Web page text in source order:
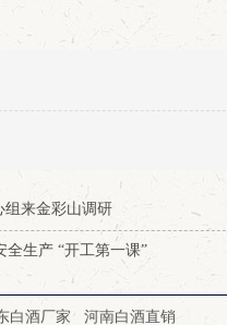
组来金彩山调研
生产 “开工第一课”
白酒厂家 河南白酒直销